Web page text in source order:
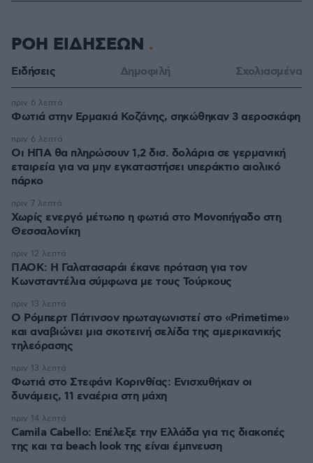
ΡΟΗ ΕΙΔΗΣΕΩΝ
Ειδήσεις Δημοφιλή Σχολιασμένα
Φωτιά στην Ερμακιά Κοζάνης, σηκώθηκαν 3 αεροσκάφη
πριν 6 λεπτά
Οι ΗΠΑ θα πληρώσουν 1,2 δισ. δολάρια σε γερμανική
εταιρεία για να μην εγκαταστήσει υπεράκτιο αιολικό
πάρκο
πριν 6 λεπτά
Χωρίς ενεργό μέτωπο η φωτιά στο Μονοπήγαδο στη
Θεσσαλονίκη
πριν 7 λεπτά
ΠΑΟΚ: Η Γαλατασαράι έκανε πρόταση για τον
Κωνσταντέλια σύμφωνα με τους Τούρκους
πριν 12 λεπτά
Ο Ρόμπερτ Πάτινσον πρωταγωνιστεί στο «Primetime»
και αναβιώνει μια σκοτεινή σελίδα της αμερικανικής
τηλεόρασης
πριν 13 λεπτά
Φωτιά στο Στεφάνι Κορινθίας: Ενισχυθήκαν οι
δυνάμεις, 11 εναέρια στη μάχη
πριν 13 λεπτά
Camila Cabello: Επέλεξε την Ελλάδα για τις διακοπές
της και τα beach look της είναι έμπνευση
πριν 14 λεπτά